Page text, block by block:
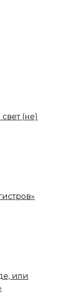
(не)
или